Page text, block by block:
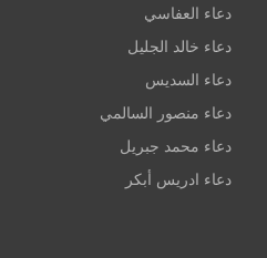
دعاء العفاسي
دعاء خالد الجليل
دعاء السديس
دعاء منصور السالمي
دعاء محمد جبريل
دعاء ادريس أبكر